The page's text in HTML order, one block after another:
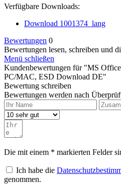
Verfügbare Downloads:
Download 1001374_lang
Bewertungen 0
Bewertungen lesen, schreiben und
Menü schließen
Kundenbewertungen für "MS
PC/MAC, ESD Download DE"
Bewertung schreiben
Bewertungen werden nach
Die mit einem * markierten Felder
Ich habe die
genommen.